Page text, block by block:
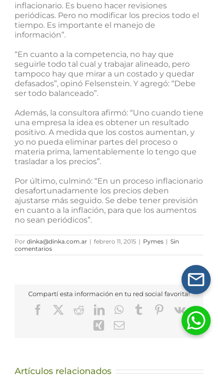
inflacionario. Es bueno hacer revisiones
periódicas. Pero no modificar los precios todo el
tiempo. Es importante el manejo de
información”.
“En cuanto a la competencia, no hay que
seguirle todo tal cual y trabajar alineado, pero
tampoco hay que mirar a un costado y quedar
defasados”, opinó Felsenstein. Y agregó: “Debe
ser todo balanceado”.
Además, la consultora afirmó: “Uno cuando tiene
una empresa la idea es obtener un resultado
positivo. A medida que los costos aumentan, y
yo no pueda eliminar partes del proceso o
materia prima, lamentablemente lo tengo que
trasladar a los precios”.
Por último, culminó: “En un proceso inflacionario
desafortunadamente los precios deben
ajustarse más seguido. Se debe tener previsión
en cuanto a la inflación, para que los aumentos
no sean periódicos”.
Por dinka@dinka.com.ar | febrero 11, 2015 | Pymes | Sin
comentarios
Compartí esta información en tu red social favorita!
FacebookRedditLinkedInWhatsApp
TumblrPinterest
Vk
XingCorreo
Artículos relacionados